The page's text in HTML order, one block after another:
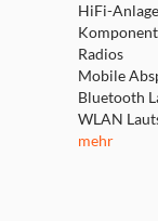
HiFi-
Radios
Mobile
Bluetooth
WLAN
mehr